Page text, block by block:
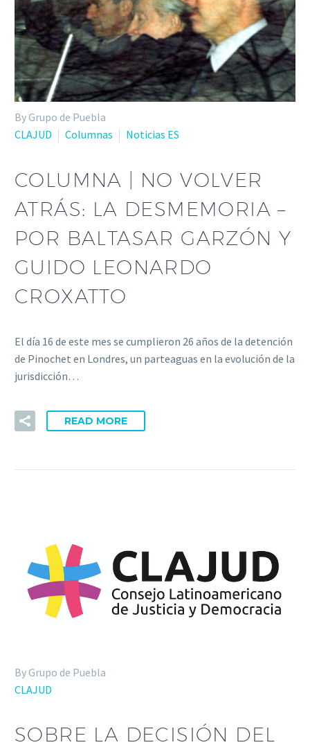
By Grupo de Puebla
CLAJUD
Columnas Noticias ES
COLUMNA | NO VOLVER
ATRÁS: LA DESMEMORIA –
POR BALTASAR GARZÓN Y
GUIDO LEONARDO
CROXATTO
El día 16 de este mes se cumplieron 26 años de la detención
de Pinochet en Londres, un parteaguas en la evolución de la
jurisdicción…
READ MORE
By Grupo de Puebla
CLAJUD
SOBRE LA DECISIÓN DEL